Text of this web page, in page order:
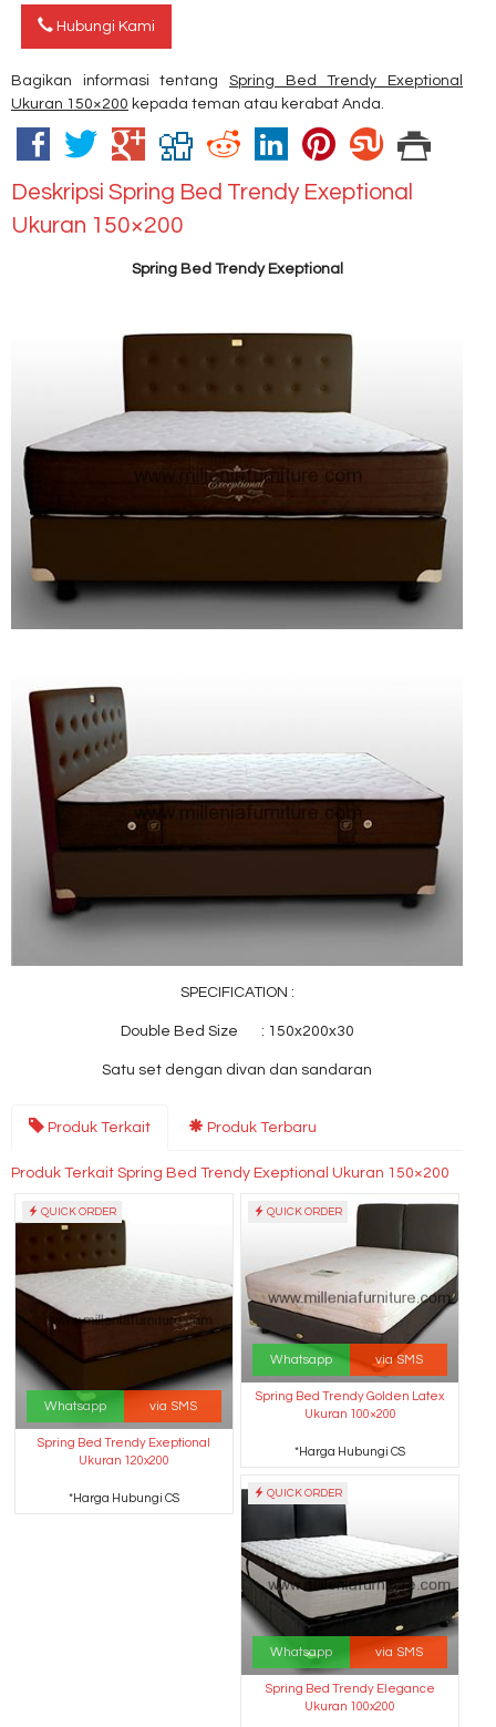
Hubungi Kami
Bagikan informasi tentang Spring Bed Trendy Exeptional
Ukuran 150×200 kepada teman atau kerabat Anda.
Deskripsi Spring Bed Trendy Exeptional
Ukuran 150×200
Spring Bed Trendy Exeptional
SPECIFICATION :
Double Bed Size : 150x200x30
Satu set dengan divan dan sandaran
Produk Terkait Produk Terbaru
Produk Terkait Spring Bed Trendy Exeptional Ukuran 150×200
QUICK ORDER
Whatsapp via SMS
Spring Bed Trendy Exeptional
Ukuran 120x200
*Harga Hubungi CS
QUICK ORDER
Whatsapp via SMS
Spring Bed Trendy Golden Latex
Ukuran 100×200
*Harga Hubungi CS
QUICK ORDER
Whatsapp via SMS
Spring Bed Trendy Elegance
Ukuran 100x200